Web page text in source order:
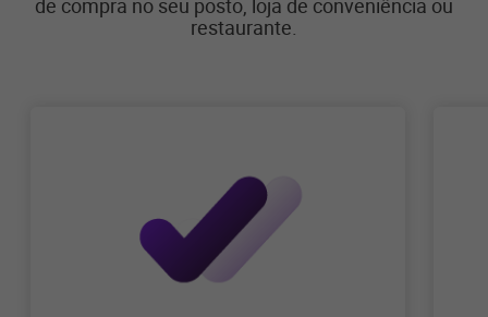
de compra no seu posto, loja de conveniência ou
restaurante.